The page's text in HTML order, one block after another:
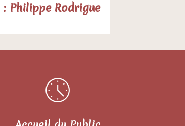
: Philippe Rodrigue